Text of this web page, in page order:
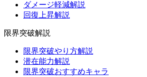
ダメージ軽減解説
回復上昇解説
限界突破解説
限界突破やり方解説
潜在能力解説
限界突破おすすめキャラ